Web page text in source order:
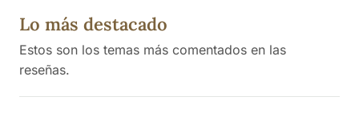
Lo más destacado
Estos son los temas más comentados en las
reseñas.